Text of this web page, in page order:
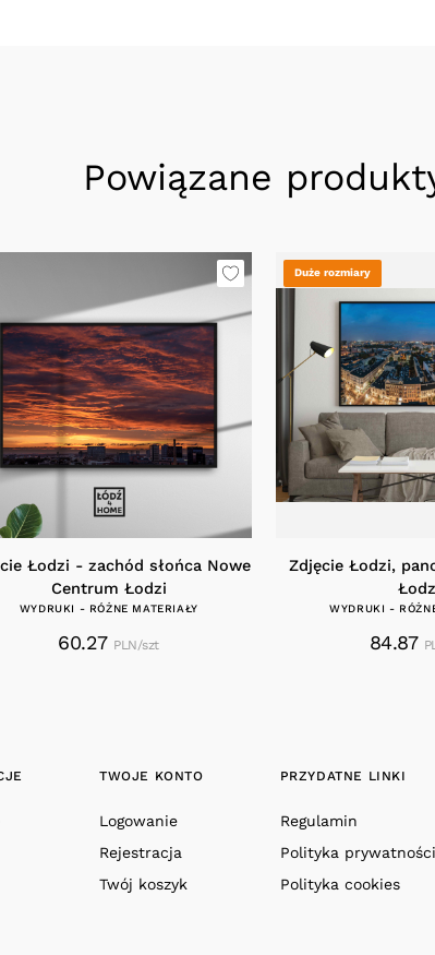
Powiązane
Łodzi - zachód słońca Nowe
Centrum Łodzi
WYDRUKI - RÓŻNE MATERIAŁY
60.27 PLN/szt
Duże rozmiary
Zdjęcie Łodzi,
WYDRUKI -
84.87
TWOJE KONTO
Logowanie
Rejestracja
Twój koszyk
PRZYDATNE LINKI
Regulamin
Polityka prywatności
Polityka cookies